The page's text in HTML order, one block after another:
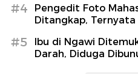
#4
Pengedit Foto
Ditangkap, Ternyata
#5
Ibu di Ngawi
Darah, Diduga